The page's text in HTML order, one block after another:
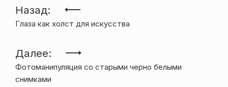
Навигация
по
записям
Назад:
Глаза как холст для искусства
Далее:
Фотоманипуляция со старыми черно белыми
снимками